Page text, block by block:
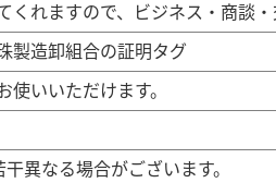
くれますので、ビジネス・商談・
製造卸組合の証明タグ
使いいただけます。
異なる場合がございます。